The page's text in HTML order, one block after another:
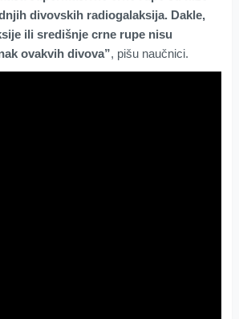
divovskih radiogalaksija. Dakle,
ili središnje crne rupe nisu
ovakvih divova”, pišu naučnici.